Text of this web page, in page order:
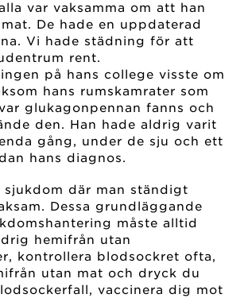
var vaksamma om att han
De hade en uppdaterad
Vi hade städning för att
rent.
på hans college visste om
hans rumskamrater som
glukagonpennan fanns och
den. Han hade aldrig varit
gång, under de sju och ett
hans diagnos.
sjukdom där man ständigt
Dessa grundläggande
måste alltid
hemifrån utan
kontrollera blodsockret ofta,
utan mat och dryck du
vaccinera dig mot